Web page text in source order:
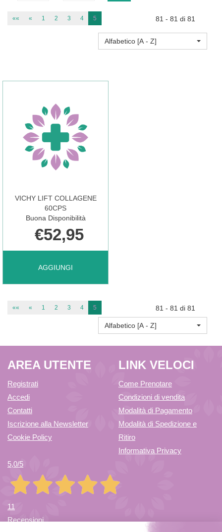
«« « 1 2 3 4 5 81 - 81 di 81
Alfabetico [A - Z]
VICHY LIFT COLLAGENE
60CPS
Buona Disponibilità
€52,95
AGGIUNGI
AGGIUNGI VICHY
60CPS AL
CARRELLO
«« « 1 2 3 4 5 81 - 81 di 81
Alfabetico [A - Z]
AREA UTENTE
Registrati
Accedi
Contatti
Iscrizione alla Newsletter
Cookie Policy
LINK VELOCI
Come Prenotare
Condizioni di vendita
Modalità di Pagamento
Modalità di Spedizione e
Ritiro
Informativa Privacy
5,0/5
11
Recensioni